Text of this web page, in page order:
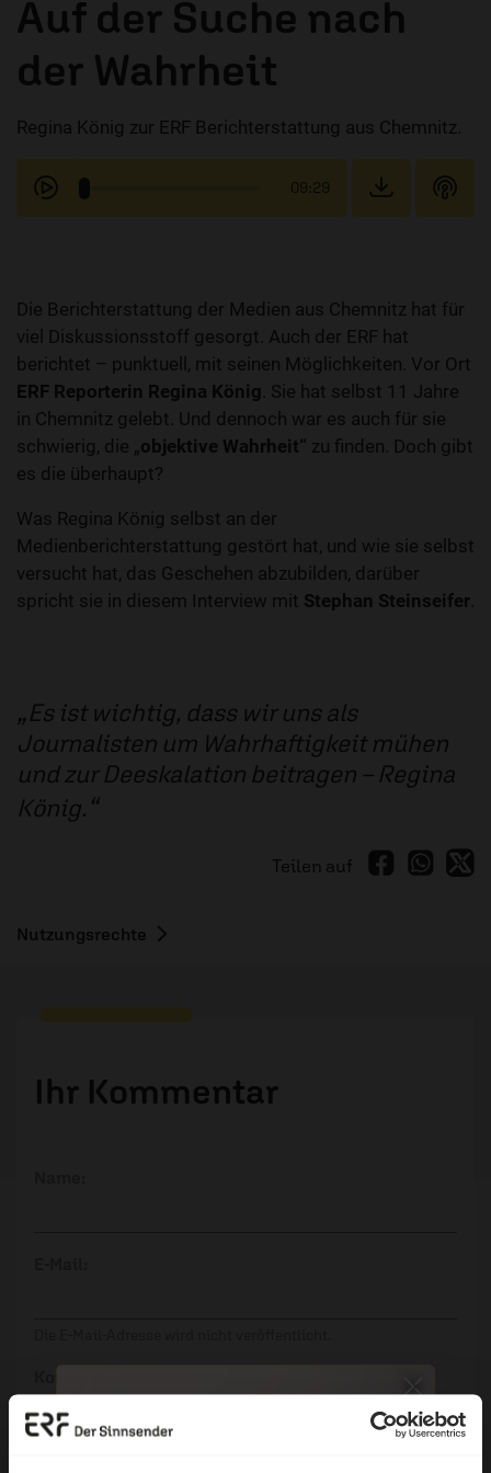
Auf der Suche nach
der Wahrheit
Regina König zur ERF Berichterstattung aus Chemnitz.
09:29
Die Berichterstattung der Medien aus Chemnitz hat für
viel Diskussionsstoff gesorgt. Auch der ERF hat
berichtet – punktuell, mit seinen Möglichkeiten. Vor Ort
ERF Reporterin Regina König . Sie hat selbst 11 Jahre
in Chemnitz gelebt. Und dennoch war es auch für sie
schwierig, die „objektive Wahrheit“ zu finden. Doch gibt
es die überhaupt?
Was Regina König selbst an der
Medienberichterstattung gestört hat, und wie sie selbst
versucht hat, das Geschehen abzubilden, darüber
spricht sie in diesem Interview mit Stephan Steinseifer
Es ist wichtig, dass wir uns als
Journalisten um Wahrhaftigkeit mühen
und zur Deeskalation beitragen – Regina
König.
Teilen auf
Nutzungsrechte
Ihr Kommentar